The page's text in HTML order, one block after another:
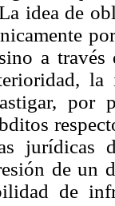
idea de
a través
por
jurídicas
de un
de